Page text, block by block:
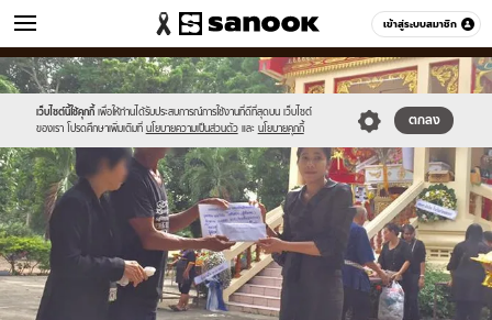
เข้าสู่ระบบสมาชิก
ข่าว หมวดอื่นๆ
เว็บไซต์นี้ใช้คุกกี้ เพื่อให้ท่านได้รับประสบการณ์การใช้งานที่ดีที่สุดบน เว็บไซต์
ของเรา โปรดศึกษาเพิ่มเติมที่ นโยบายความเป็นส่วนตัว และ นโยบายคุกกี้
ตกลง
Sanook
//s.isanook.com/sr/0/images/logo-
new-
sanook.png
600
60
//s.isanook.com/ns/0/ud/509/2546982/asadwdd.jpg